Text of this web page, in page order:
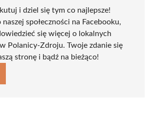
i dziel się tym co najlepsze!
naszej społeczności na Facebooku,
się więcej o lokalnych
Polanicy-Zdroju. Twoje zdanie się
stronę i bądź na bieżąco!